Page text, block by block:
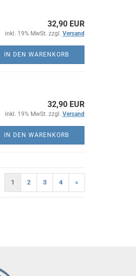
32,90 EUR
inkl. 19% MwSt. zzgl. Versand
IN DEN WARENKORB
32,90 EUR
inkl. 19% MwSt. zzgl. Versand
IN DEN WARENKORB
1 2 3 4 »